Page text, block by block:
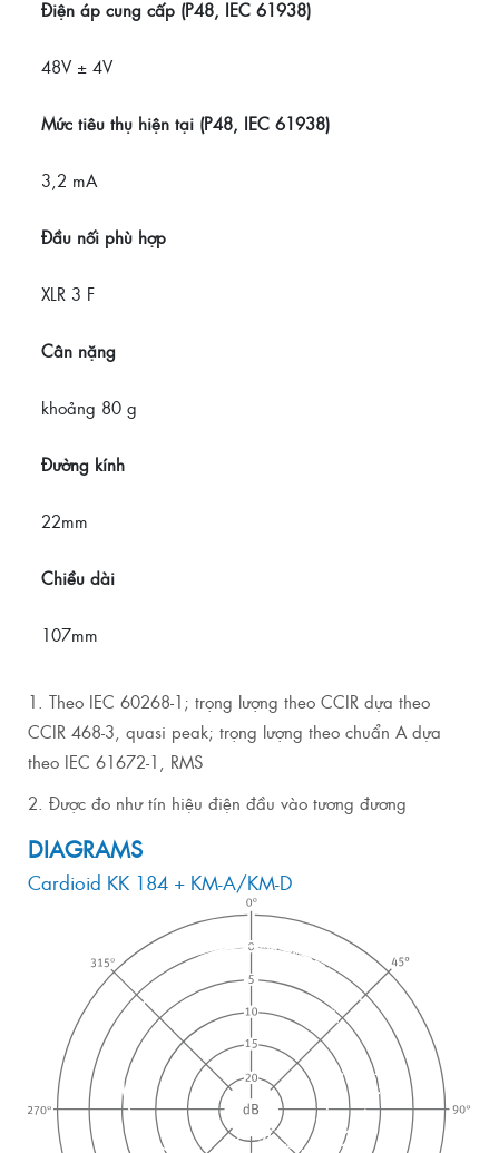
Điện áp cung cấp (P48, IEC 61938)
48V ± 4V
Mức tiêu thụ hiện tại (P48, IEC 61938)
3,2 mA
Đầu nối phù hợp
XLR 3 F
Cân nặng
khoảng 80 g
Đường kính
22mm
Chiều dài
107mm
1. Theo IEC 60268-1; trọng lượng theo CCIR dựa theo
CCIR 468-3, quasi peak; trọng lượng theo chuẩn A dựa
theo IEC 61672-1, RMS
2. Được đo như tín hiệu điện đầu vào tương đương
DIAGRAMS
Cardioid KK 184 + KM-A/KM-D